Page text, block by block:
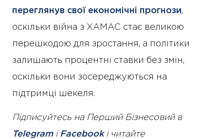
переглянув свої економічні прогнози,
оскільки війна з ХАМАС стає великою
перешкодою для зростання, а політики
залишають процентні ставки без змін,
оскільки вони зосереджуються на
підтримці шекеля.
Підписуйтесь на Перший Бізнесовий в
Telegramі Facebookі читайте